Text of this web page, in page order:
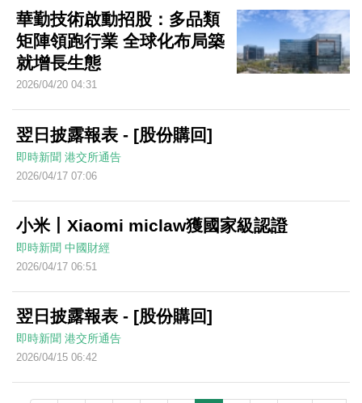
華勤技術啟動招股：多品類
矩陣領跑行業 全球化布局築
就增長生態
2026/04/20 04:31
翌日披露報表 - [股份購回]
即時新聞 港交所通告
2026/04/17 07:06
小米丨Xiaomi miclaw獲國家級認證
即時新聞 中國財經
2026/04/17 06:51
翌日披露報表 - [股份購回]
即時新聞 港交所通告
2026/04/15 06:42